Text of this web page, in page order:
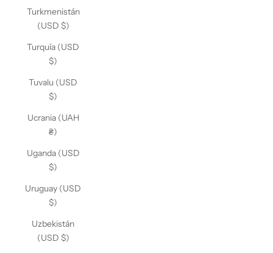
Turkmenistán
(USD $)
Turquía (USD
$)
Tuvalu (USD
$)
Ucrania (UAH
₴)
Uganda (USD
$)
Uruguay (USD
$)
Uzbekistán
(USD $)